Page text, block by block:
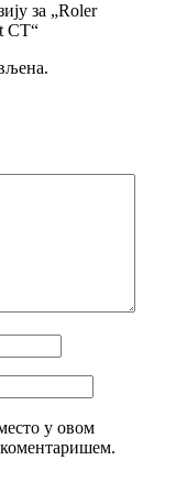
за „Roler
CT“
у овом
коментаришем.